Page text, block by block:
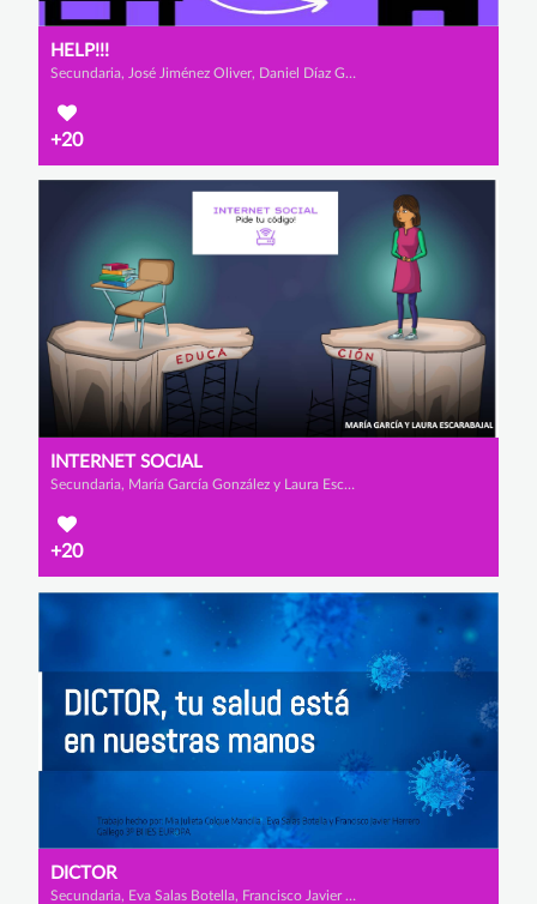
HELP!!!
Secundaria, José Jiménez Oliver, Daniel Díaz Grande y Adrian Soto Hernández
+20
INTERNET SOCIAL
Secundaria, María García González y Laura Escarabajal Fernández
+20
DICTOR
Secundaria, Eva Salas Botella, Francisco Javier Gallego Herrero y Mia Julieta Colque Mancilla